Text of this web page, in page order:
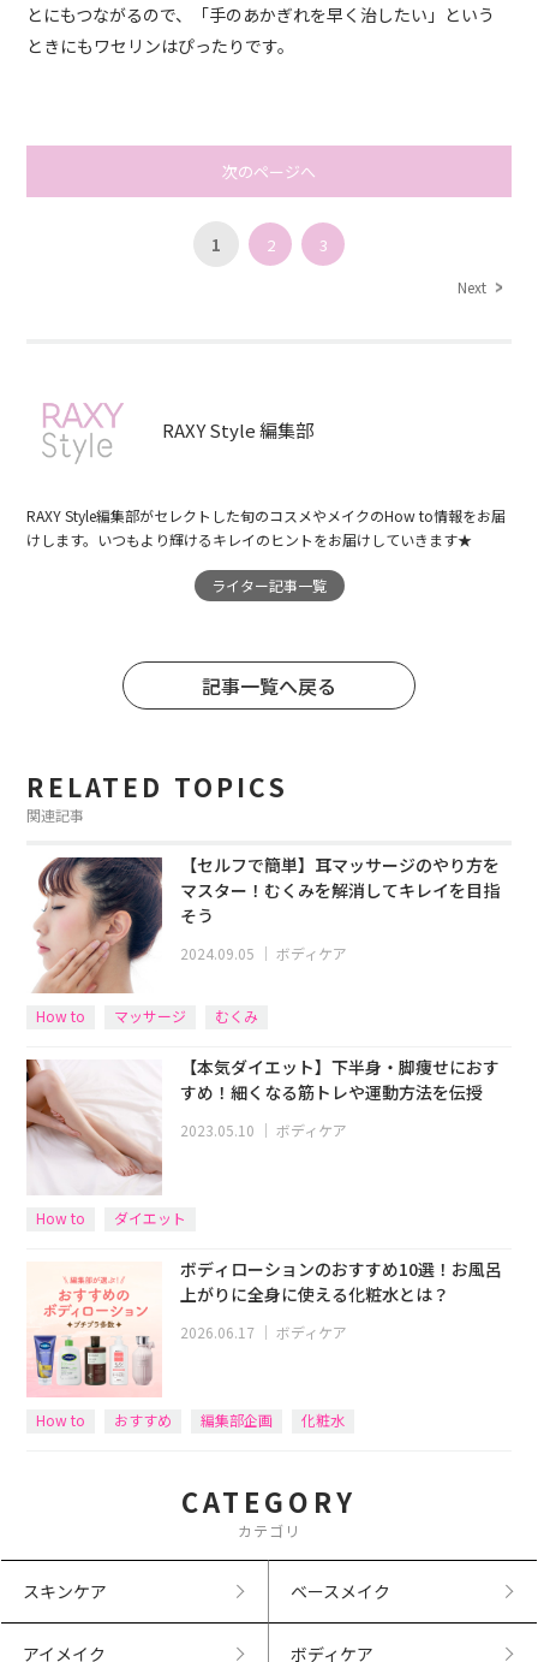
とにもつながるので、「手のあかぎれを早く治したい」という
ときにもワセリンはぴったりです。
次のページへ
1 2 3
Next
RAXY Style 編集部
RAXY Style編集部がセレクトした旬のコスメやメイクのHow to情報をお届
けします。いつもより輝けるキレイのヒントをお届けしていきます★
ライター記事一覧
記事一覧へ戻る
RELATED TOPICS
関連記事
【セルフで簡単】耳マッサージのやり方を
マスター！むくみを解消してキレイを目指
そう
2024.09.05 ｜ボディケア
How to マッサージ むくみ
【本気ダイエット】下半身・脚痩せにおす
すめ！細くなる筋トレや運動方法を伝授
2023.05.10 ｜ボディケア
How to ダイエット
ボディローションのおすすめ10選！お風呂
上がりに全身に使える化粧水とは？
2026.06.17 ｜ボディケア
How to おすすめ 編集部企画 化粧水
CATEGORY
カテゴリ
スキンケア ベースメイク
アイメイク ボディケア